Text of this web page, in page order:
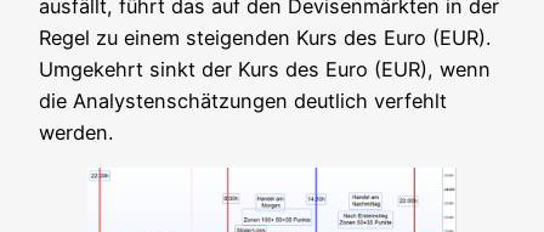
aus­fällt, führt das auf den Devi­sen­märk­ten in der
Regel zu einem stei­gen­den Kurs des Euro (EUR).
Umge­kehrt sinkt der Kurs des Euro (EUR), wenn
die Ana­lys­ten­schät­zun­gen deut­lich ver­fehlt
werden.